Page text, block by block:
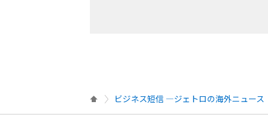
ビジネス短信 ―ジェトロの海外ニュース